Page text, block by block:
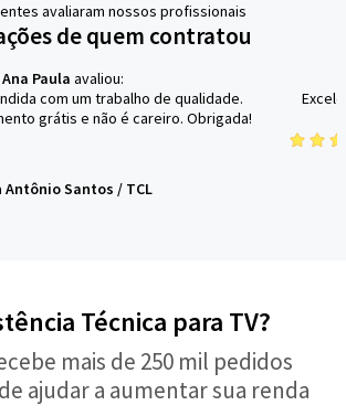
avaliaram nossos profissionais
de quem contratou
Ana Paula avaliou:
com um trabalho de qualidade.
grátis e não é careiro. Obrigada!
Antônio Santos / TCL
Técnica para TV?
mais de 250 mil pedidos
ajudar a aumentar sua renda